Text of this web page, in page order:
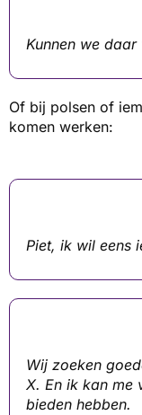
Kunnen we
Of bij polsen of
komen werken:
Piet, ik wil eens
Wij zoeken
X. En ik kan me
bieden hebben.